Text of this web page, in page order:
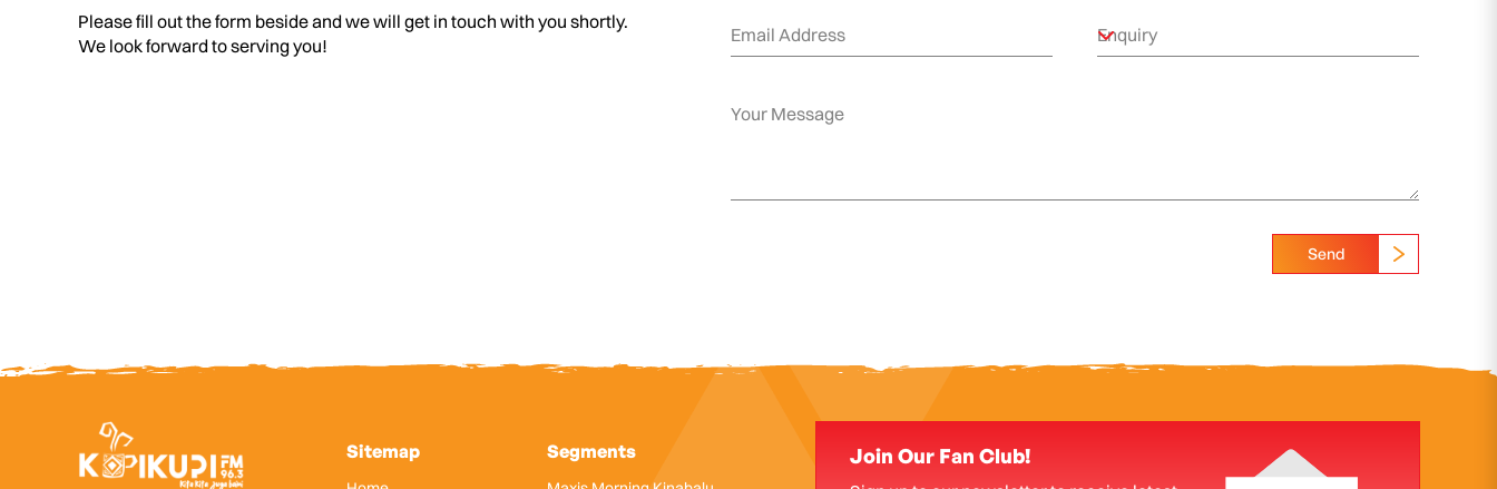
Please fill out the form beside and we will get in touch with you shortly.
We look forward to serving you!
Send
Sitemap Segments Join Our Fan Club!